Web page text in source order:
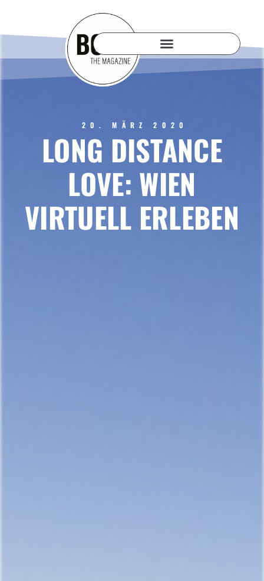
20. MÄRZ 2020
LONG DISTANCE
LOVE: WIEN
VIRTUELL ERLEBEN